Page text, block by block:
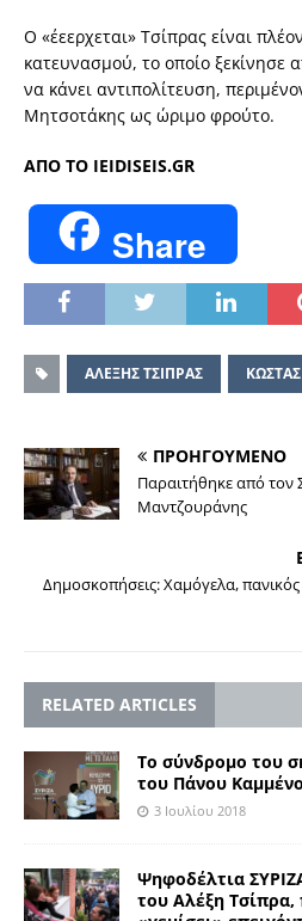
Ο «έεερχεται» Τσίπρας είναι
κατευνασµού, το οποίο ξεκίνησε
να κάνει αντιπολίτευση,
Μητσοτάκης ως ώριµο φρούτο.
AΠΟ ΤΟ IEIDISEIS.GR
Share
ΑΛΕΞΗΣ ΤΣΙΠΡΑΣ
ΠΡΟΗΓΟΥΜΕΝΟ
Παραιτήθηκε από τον
Μαντζουράνης
Δημοσκοπήσεις: Χαμόγελα,
RELATED ARTICLES
Το σύνδρομο του
του Πάνου
3 Ιουλίου 2018
Ψηφοδέλτια
του Αλέξη